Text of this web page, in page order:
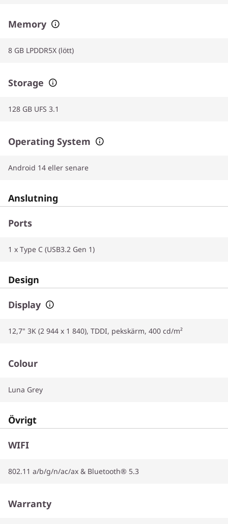
Memory
8 GB LPDDR5X (lött)
Storage
128 GB UFS 3.1
Operating System
Android 14 eller senare
Anslutning
Ports
1 x Type C (USB3.2 Gen 1)
Design
Display
12,7" 3K (2 944 x 1 840), TDDI, pekskärm, 400 cd/m²
Colour
Luna Grey
Övrigt
WIFI
802.11 a/b/g/n/ac/ax & Bluetooth® 5.3
Warranty